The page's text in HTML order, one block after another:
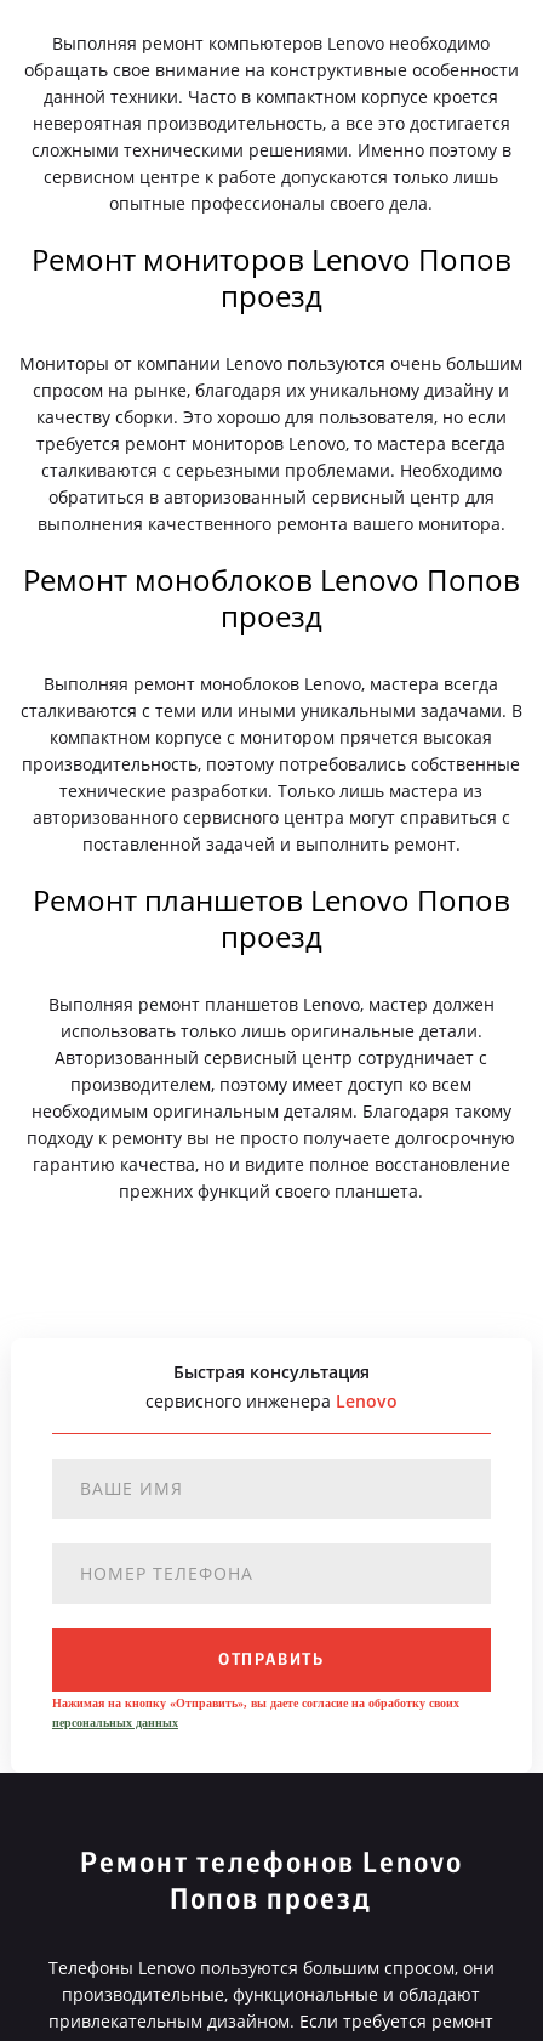
Выполняя ремонт компьютеров Lenovo необходимо
обращать свое внимание на конструктивные особенности
данной техники. Часто в компактном корпусе кроется
невероятная производительность, а все это достигается
сложными техническими решениями. Именно поэтому в
сервисном центре к работе допускаются только лишь
опытные профессионалы своего дела.
Ремонт мониторов Lenovo Попов
проезд
Мониторы от компании Lenovo пользуются очень большим
спросом на рынке, благодаря их уникальному дизайну и
качеству сборки. Это хорошо для пользователя, но если
требуется ремонт мониторов Lenovo, то мастера всегда
сталкиваются с серьезными проблемами. Необходимо
обратиться в авторизованный сервисный центр для
выполнения качественного ремонта вашего монитора.
Ремонт моноблоков Lenovo Попов
проезд
Выполняя ремонт моноблоков Lenovo, мастера всегда
сталкиваются с теми или иными уникальными задачами. В
компактном корпусе с монитором прячется высокая
производительность, поэтому потребовались собственные
технические разработки. Только лишь мастера из
авторизованного сервисного центра могут справиться с
поставленной задачей и выполнить ремонт.
Ремонт планшетов Lenovo Попов
проезд
Выполняя ремонт планшетов Lenovo, мастер должен
использовать только лишь оригинальные детали.
Авторизованный сервисный центр сотрудничает с
производителем, поэтому имеет доступ ко всем
необходимым оригинальным деталям. Благодаря такому
подходу к ремонту вы не просто получаете долгосрочную
гарантию качества, но и видите полное восстановление
прежних функций своего планшета.
Быстрая консультация
сервисного инженера Lenovo
ОТПРАВИТЬ
Нажимая на кнопку «Отправить», вы даете согласие на обработку своих
персональных данных
Ремонт телефонов Lenovo
Попов проезд
Телефоны Lenovo пользуются большим спросом, они
производительные, функциональные и обладают
привлекательным дизайном. Если требуется ремонт